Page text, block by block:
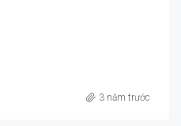
3 năm trước